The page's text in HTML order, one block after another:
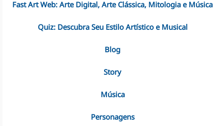
Fast Art Web: Arte Digital, Arte Clássica, Mitologia e Música
Quiz: Descubra Seu Estilo Artístico e Musical
Blog
Story
Música
Personagens